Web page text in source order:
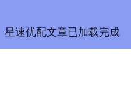
星速优配文章已加载完成